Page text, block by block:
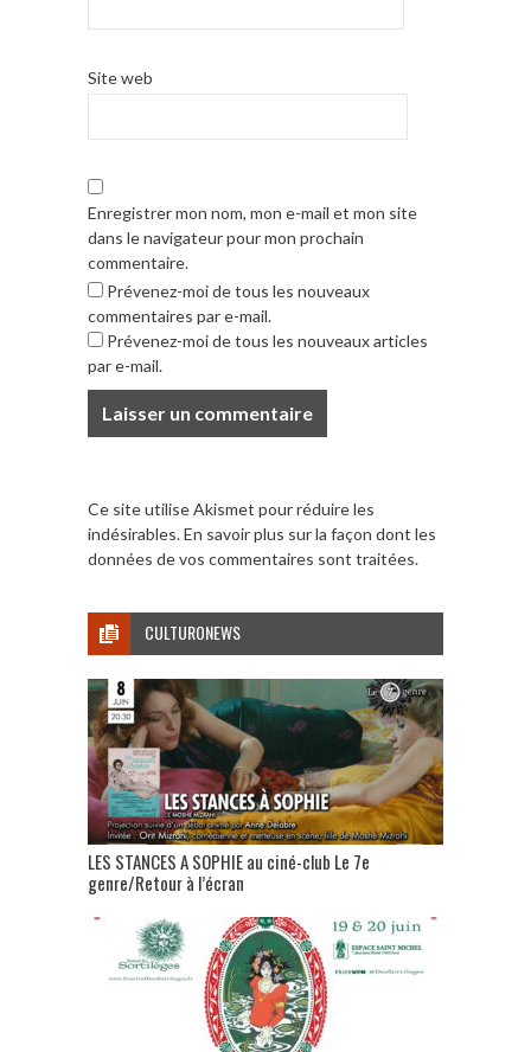
Site web
Enregistrer mon nom, mon e-mail et mon site
dans le navigateur pour mon prochain
commentaire.
Prévenez-moi de tous les nouveaux
commentaires par e-mail.
Prévenez-moi de tous les nouveaux articles
par e-mail.
Ce site utilise Akismet pour réduire les
indésirables.En savoir plus sur la façon dont les
données de vos commentaires sont traitées.
CULTURONEWS
LES STANCES A SOPHIE au ciné-club Le 7e
genre/Retour à l’écran